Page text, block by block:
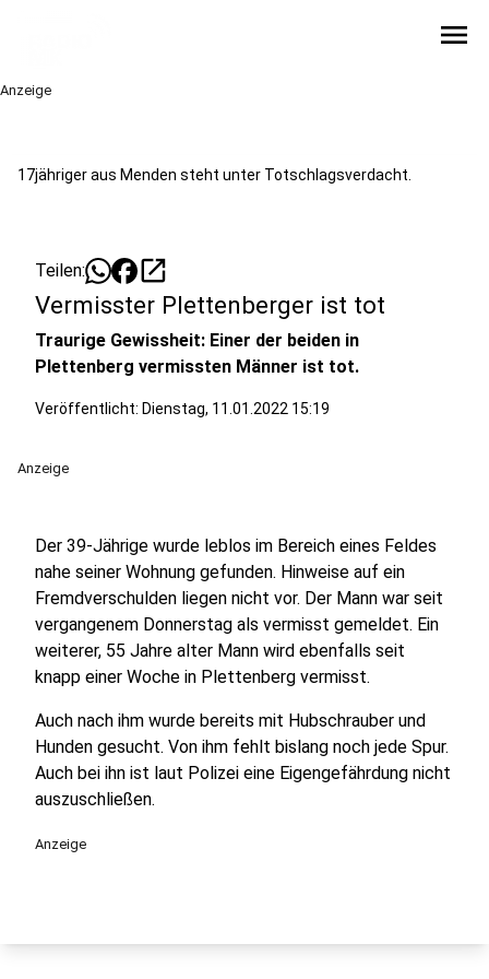
menu
Anzeige
17jähriger aus Menden steht unter Totschlagsverdacht.
Teilen: open_in_new
Vermisster Plettenberger ist tot
Traurige Gewissheit: Einer der beiden in
Plettenberg vermissten Männer ist tot.
Veröffentlicht: Dienstag, 11.01.2022 15:19
Anzeige
Der 39-Jährige wurde leblos im Bereich eines Feldes
nahe seiner Wohnung gefunden. Hinweise auf ein
Fremdverschulden liegen nicht vor. Der Mann war seit
vergangenem Donnerstag als vermisst gemeldet. Ein
weiterer, 55 Jahre alter Mann wird ebenfalls seit
knapp einer Woche in Plettenberg vermisst.
Auch nach ihm wurde bereits mit Hubschrauber und
Hunden gesucht. Von ihm fehlt bislang noch jede Spur.
Auch bei ihn ist laut Polizei eine Eigengefährdung nicht
auszuschließen.
Anzeige